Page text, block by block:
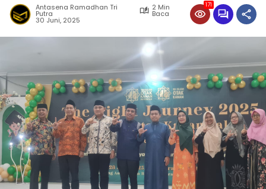
Antasena Ramadhan Tri
Putra
2 Min
Baca
30 Juni, 2025
171